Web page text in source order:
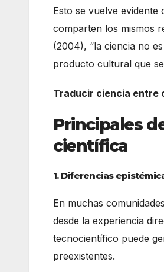
Esto se vuelve
comparten los mismos
(2004), “la ciencia no
producto cultural que
Traducir ciencia entre
Principales
científica
1. Diferencias
En muchas
desde la experiencia
tecnocientífico puede
preexistentes.